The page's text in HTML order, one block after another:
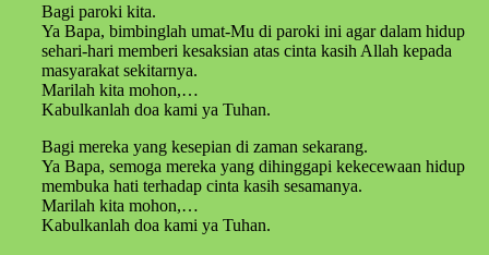
Bagi paroki kita.
Ya Bapa, bimbinglah umat-Mu di paroki ini agar dalam hidup
sehari-hari memberi kesaksian atas cinta kasih Allah kepada
masyarakat sekitarnya.
Marilah kita mohon,…
Kabulkanlah doa kami ya Tuhan.
Bagi mereka yang kesepian di zaman sekarang.
Ya Bapa, semoga mereka yang dihinggapi kekecewaan hidup
membuka hati terhadap cinta kasih sesamanya.
Marilah kita mohon,…
Kabulkanlah doa kami ya Tuhan.